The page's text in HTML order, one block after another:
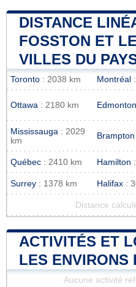
DISTANCE
FOSSTON ET
VILLES DU
Toronto : 2038 km Montréal
Ottawa : 2180 km Edmonton
Mississauga : 2029
km
Brampton
Québec : 2410 km Hamilton
Surrey : 1378 km Halifax :
Distance
ACTIVITÉS ET
LES ENVIRONS
Aucune activité